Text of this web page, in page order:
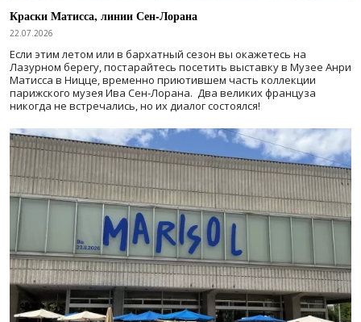
Краски Матисса, линии Сен-Лорана
22.07.2026
Если этим летом или в бархатный сезон вы окажетесь на
Лазурном берегу, постарайтесь посетить выставку в Музее Анри
Матисса в Ницце, временно приютившем часть коллекции
парижского музея Ива Сен-Лорана. Два великих француза
никогда не встречались, но их диалог состоялся!